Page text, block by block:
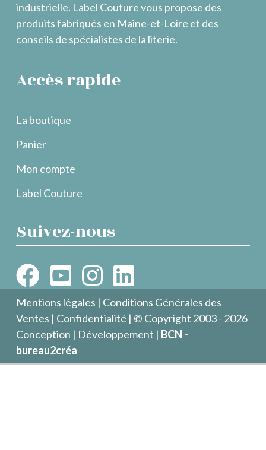
industrielle. Label Couture vous propose des
produits fabriqués en Maine-et-Loire et des
conseils de spécialistes de la literie.
Accès rapide
La boutique
Panier
Mon compte
Label Couture
Suivez-nous
Mentions légales | Conditions Générales des
Ventes | Confidentialité | © Copyright 2003 - 2026
Conception | Développement | BCN -
bureau2créa